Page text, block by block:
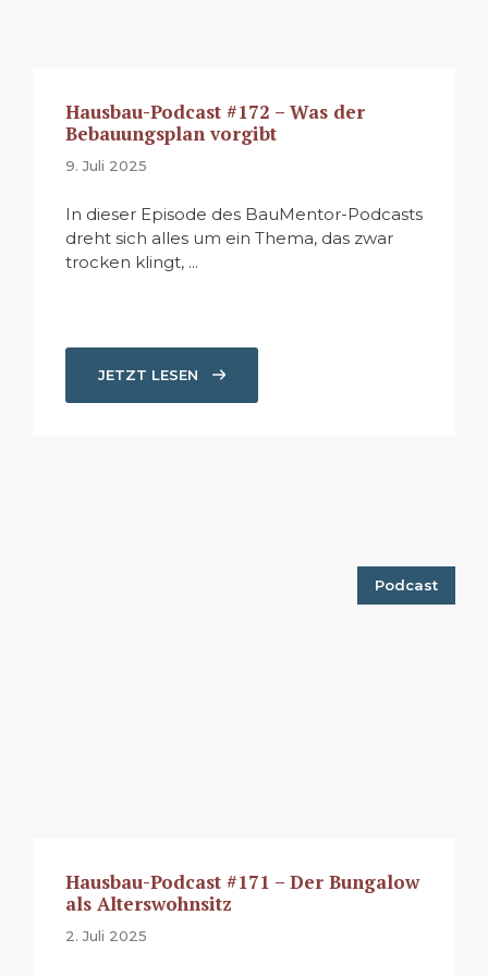
Hausbau-Podcast #172 – Was der
Bebauungsplan vorgibt
9. Juli 2025
In dieser Episode des BauMentor-Podcasts
dreht sich alles um ein Thema, das zwar
trocken klingt, ...
JETZT LESEN
Podcast
Hausbau-Podcast #171 – Der Bungalow
als Alterswohnsitz
2. Juli 2025